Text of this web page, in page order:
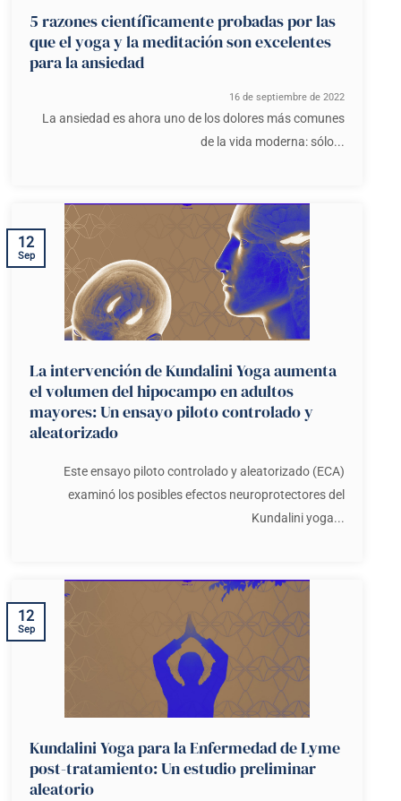
5 razones científicamente probadas por las
que el yoga y la meditación son excelentes
para la ansiedad
16 de septiembre de 2022
La ansiedad es ahora uno de los dolores más comunes
de la vida moderna: sólo...
La intervención de Kundalini Yoga aumenta
el volumen del hipocampo en adultos
mayores: Un ensayo piloto controlado y
aleatorizado
Este ensayo piloto controlado y aleatorizado (ECA)
examinó los posibles efectos neuroprotectores del
Kundalini yoga...
12
Sep
Kundalini Yoga para la Enfermedad de Lyme
post-tratamiento: Un estudio preliminar
aleatorio
12
Sep